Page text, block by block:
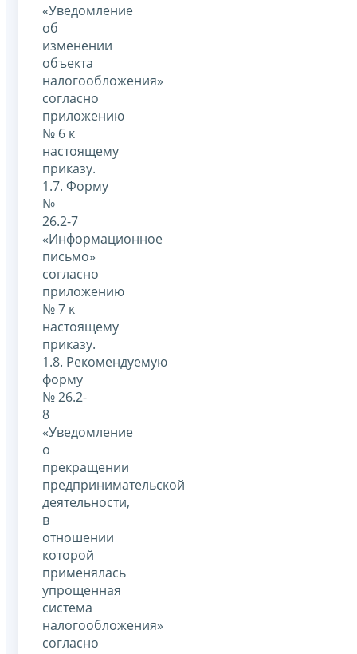
«Уведомление
об
изменении
объекта
налогообложения»
согласно
приложению
№ 6 к
настоящему
приказу.
1.7. Форму
№
26.2-7
«Информационное
письмо»
согласно
приложению
№ 7 к
настоящему
приказу.
1.8. Рекомендуемую
форму
№ 26.2-
8
«Уведомление
о
прекращении
предпринимательской
деятельности,
в
отношении
которой
применялась
упрощенная
система
налогообложения»
согласно